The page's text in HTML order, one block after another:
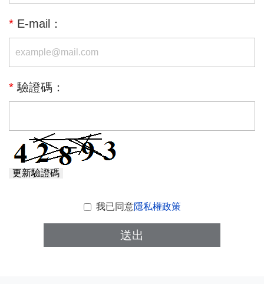
* E-mail：
* 驗證碼：
更新驗證碼
我已同意隱私權政策
送出